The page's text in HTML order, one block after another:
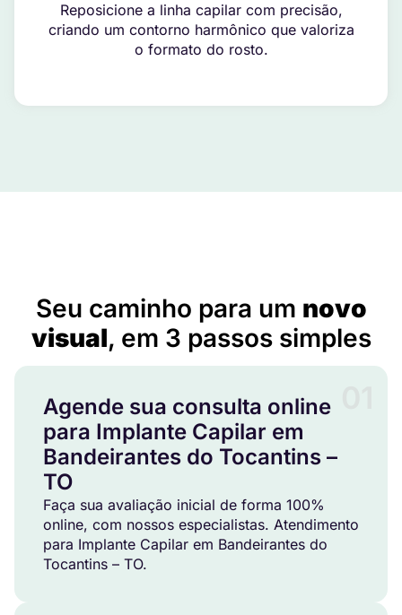
Reposicione a linha capilar com precisão,
criando um contorno harmônico que valoriza
o formato do rosto.
Seu caminho para um novo
visual, em 3 passos simples
Agende sua consulta online
para Implante Capilar em
Bandeirantes do Tocantins –
TO
Faça sua avaliação inicial de forma 100%
online, com nossos especialistas. Atendimento
para Implante Capilar em Bandeirantes do
Tocantins – TO.